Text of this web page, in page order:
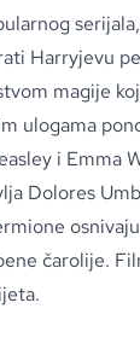
Harryjevu
magije
ulogama
i Emma
Dolores
čarolije.